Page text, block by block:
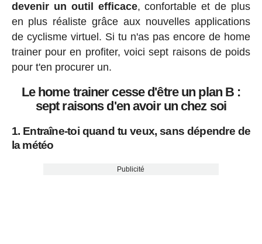
devenir un outil efficace, confortable et de plus
en plus réaliste grâce aux nouvelles applications
de cyclisme virtuel. Si tu n'as pas encore de home
trainer pour en profiter, voici sept raisons de poids
pour t'en procurer un.
Le home trainer cesse d'être un plan B :
sept raisons d'en avoir un chez soi
1. Entraîne-toi quand tu veux, sans dépendre de
la météo
Publicité